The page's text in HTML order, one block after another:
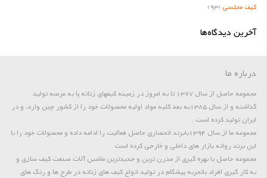
کیف مجلسی (93)
آخرین دیدگاه‌ها
درباره ما
مجموعه حاصل از سال 1367 تا به امروز در زمینه کیفهای زنانه پا به عرصه تولید
گذاشته و از سال 1385به بعد کلیه مواد اولیه محصولات خود را از کشور چین وارد، و در
ایران تولید کرده است .
مجموعه ما از سال 1394بابرند انحصاری حاصل فعالیت را ادامه داده و محصولات خود را با
این برند روانه بازار های داخلی و خارجی کرده است .
مجموعه حاصل با بهره گیری از مدرن ترین و جدیدترین ماشین آلات صنعت کیف سازی و
به کار گیری افراد باتجربه پیشگام در تولید انواع کیف های زنانه در طرح ها و رنگ های